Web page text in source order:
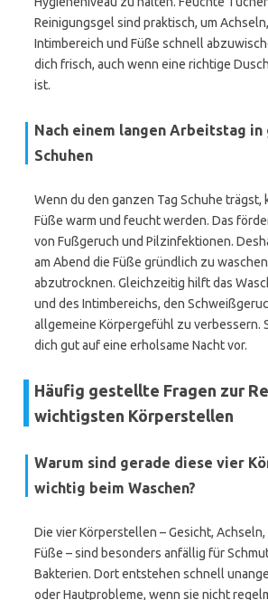
Reinigungsgel sind praktisch, um
Intimbereich und Füße schnell
dich frisch, auch wenn eine richtige
ist.
Nach einem langen Arbeitstag in
Schuhen
Wenn du den ganzen Tag Schuhe trägst,
Füße warm und feucht werden. Das
von Fußgeruch und Pilzinfektionen.
am Abend die Füße gründlich zu
abzutrocknen. Gleichzeitig hilft das
und des Intimbereichs, den
allgemeine Körpergefühl zu verbessern.
dich gut auf eine erholsame Nacht vor.
Häufig gestellte Fragen zur
wichtigsten Körperstellen
Warum sind gerade diese vier
wichtig beim Waschen?
Die vier Körperstellen – Gesicht,
Füße – sind besonders anfällig für
Bakterien. Dort entstehen schnell
oder Hautprobleme, wenn sie nicht